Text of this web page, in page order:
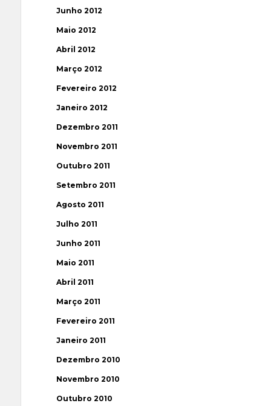
Junho 2012
Maio 2012
Abril 2012
Março 2012
Fevereiro 2012
Janeiro 2012
Dezembro 2011
Novembro 2011
Outubro 2011
Setembro 2011
Agosto 2011
Julho 2011
Junho 2011
Maio 2011
Abril 2011
Março 2011
Fevereiro 2011
Janeiro 2011
Dezembro 2010
Novembro 2010
Outubro 2010